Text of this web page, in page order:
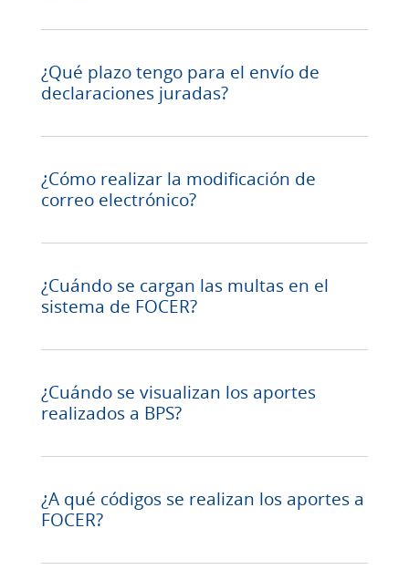
¿Qué plazo tengo para el envío de
declaraciones juradas?
¿Cómo realizar la modificación de
correo electrónico?
¿Cuándo se cargan las multas en el
sistema de FOCER?
timbres@focer.org.uy
¿Cuándo se visualizan los aportes
realizados a BPS?
¿A qué códigos se realizan los aportes a
FOCER?